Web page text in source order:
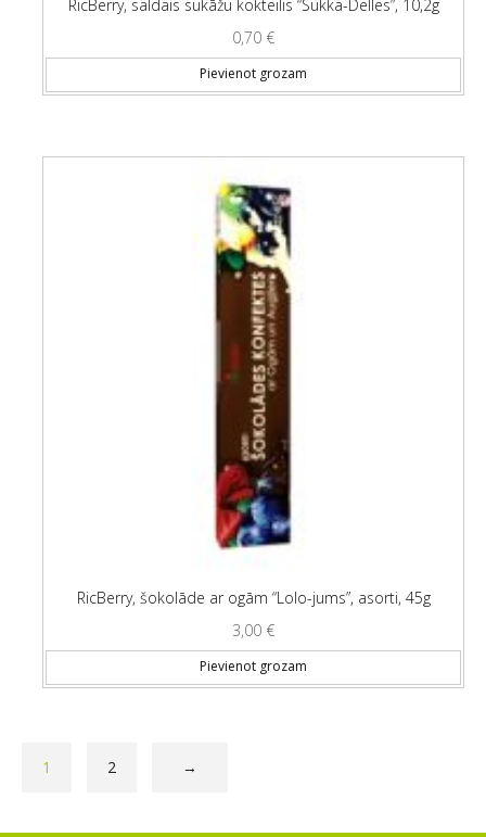
RicBerry, saldais sukāžu kokteilis “Sukka-Delles”, 10,2g
0,70 €
Pievienot grozam
RicBerry, šokolāde ar ogām “Lolo-jums”, asorti, 45g
3,00 €
Pievienot grozam
1 2 →